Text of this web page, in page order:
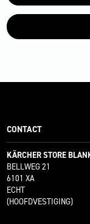
CONTACT
KÄRCHER STORE
BELLWEG 21
6101 XA
ECHT
(HOOFDVESTIGING)